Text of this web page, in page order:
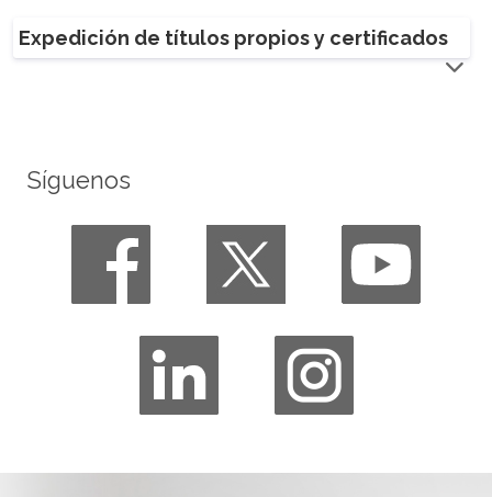
Expedición de títulos propios y certificados
Síguenos